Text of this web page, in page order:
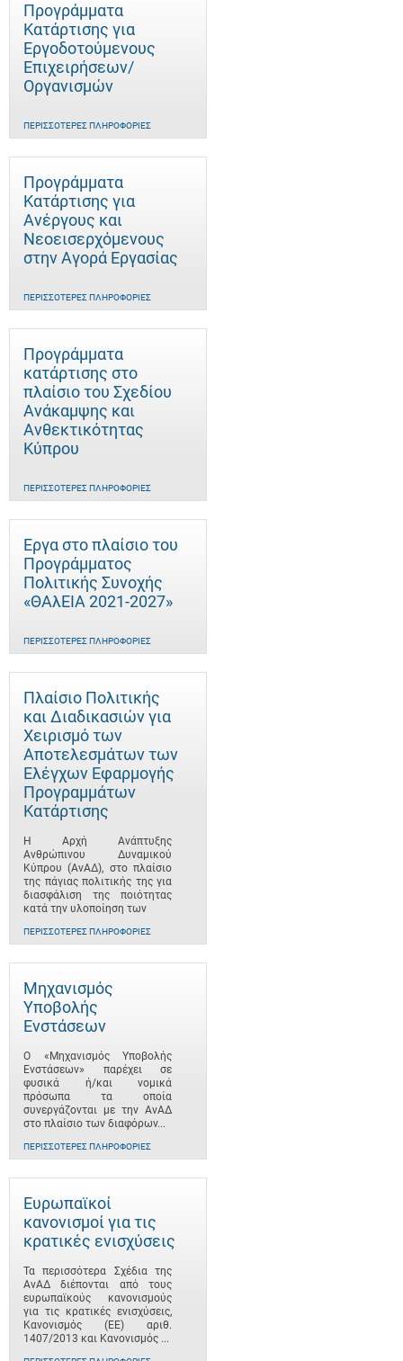
Προγράμματα
Κατάρτισης για
Εργοδοτούμενους
Επιχειρήσεων/
Οργανισμών
ΠΕΡΙΣΣΌΤΕΡΕΣ ΠΛΗΡΟΦΟΡΊΕΣ
Προγράμματα
Κατάρτισης για
Ανέργους και
Νεοεισερχόμενους
στην Αγορά Εργασίας
ΠΕΡΙΣΣΌΤΕΡΕΣ ΠΛΗΡΟΦΟΡΊΕΣ
Προγράμματα
κατάρτισης στο
πλαίσιο του Σχεδίου
Ανάκαμψης και
Ανθεκτικότητας
Κύπρου
ΠΕΡΙΣΣΌΤΕΡΕΣ ΠΛΗΡΟΦΟΡΊΕΣ
Έργα στο πλαίσιο του
Προγράμματος
Πολιτικής Συνοχής
«ΘΑλΕΙΑ 2021-2027»
ΠΕΡΙΣΣΌΤΕΡΕΣ ΠΛΗΡΟΦΟΡΊΕΣ
Πλαίσιο Πολιτικής
και Διαδικασιών για
Χειρισμό των
Αποτελεσμάτων των
Ελέγχων Εφαρμογής
Προγραμμάτων
Κατάρτισης
Η Αρχή Ανάπτυξης
Ανθρώπινου Δυναμικού
Κύπρου (ΑνΑΔ), στο πλαίσιο
της πάγιας πολιτικής της για
διασφάλιση της ποιότητας
κατά την υλοποίηση των
ΠΕΡΙΣΣΌΤΕΡΕΣ ΠΛΗΡΟΦΟΡΊΕΣ
Μηχανισμός
Υποβολής
Ενστάσεων
Ο «Μηχανισμός Υποβολής
Ενστάσεων» παρέχει σε
φυσικά ή/και νομικά
πρόσωπα τα οποία
συνεργάζονται με την ΑνΑΔ
στο πλαίσιο των διαφόρων...
ΠΕΡΙΣΣΌΤΕΡΕΣ ΠΛΗΡΟΦΟΡΊΕΣ
Ευρωπαϊκοί
κανονισμοί για τις
κρατικές ενισχύσεις
Τα περισσότερα Σχέδια της
ΑνΑΔ διέπονται από τους
ευρωπαϊκούς κανονισμούς
για τις κρατικές ενισχύσεις,
Κανονισμός (ΕΕ) αριθ.
1407/2013 και Κανονισμός ...